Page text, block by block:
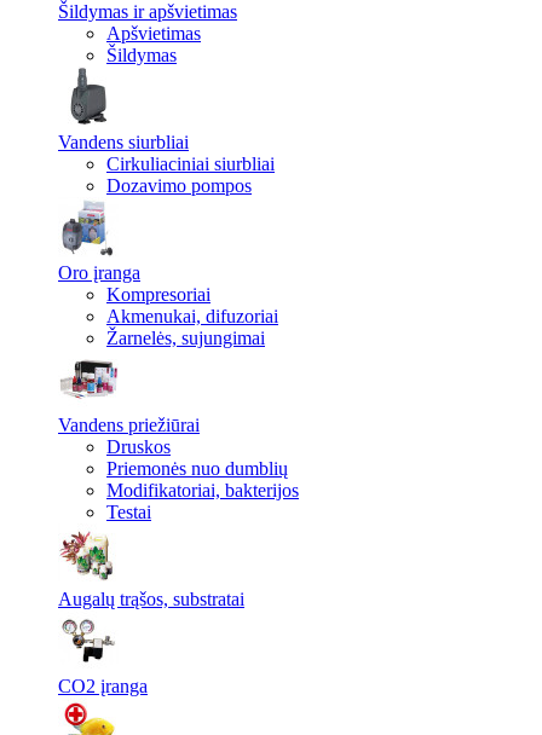
Šildymas ir apšvietimas
Apšvietimas
Šildymas
Vandens siurbliai
Cirkuliaciniai siurbliai
Dozavimo pompos
Oro įranga
Kompresoriai
Akmenukai, difuzoriai
Žarnelės, sujungimai
Vandens priežiūrai
Druskos
Priemonės nuo dumblių
Modifikatoriai, bakterijos
Testai
Augalų trąšos, substratai
CO2 įranga